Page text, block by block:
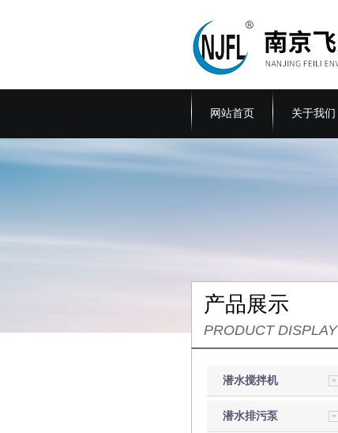
网站首页 关于我们
产品展示
PRODUCT DISPLAY
潜水搅拌机
潜水排污泵